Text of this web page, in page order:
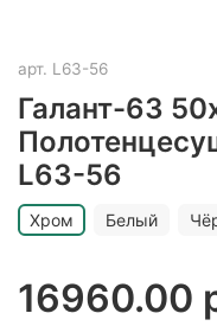
арт. L63-56
Галант-63
L63-56
Хром Белый
16960.00